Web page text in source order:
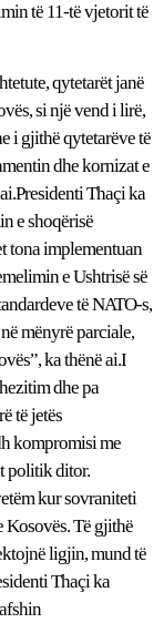
të 11-të vjetorit të
qytetarët janë
si një vend i lirë,
i gjithë qytetarëve të
dhe kornizat e
Thaçi ka
e shoqërisë
tona implementuan
e Ushtrisë së
të NATO-s,
mënyrë parciale,
ka thënë ai.I
dhe pa
të jetës
kompromisi me
politik ditor.
kur sovraniteti
Kosovës. Të gjithë
ligjin, mund të
Thaçi ka